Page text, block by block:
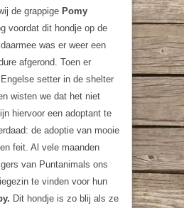
de grappige Pomy
voordat dit hondje op de
was er weer een
afgerond. Toen er
setter in de shelter
wisten we dat het niet
hiervoor een adoptant te
de adoptie van mooie
feit. Al vele maanden
van Puntanimals ons
te vinden voor hun
Dit hondje is zo blij als ze